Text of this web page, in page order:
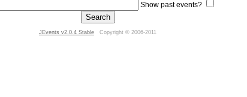
Show past events?
JEvents v2.0.4 Stable Copyright © 2006-2011